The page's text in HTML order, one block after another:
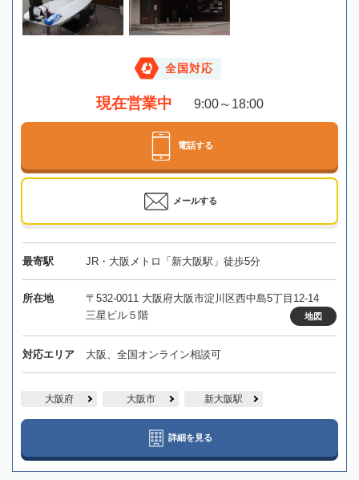
全国対応
現在営業中 9:00～18:00
電話する
メールする
最寄駅 JR・大阪メトロ「新大阪駅」徒歩5分
所在地
〒532-0011 大阪府大阪市淀川区西中島5丁目12-14
三星ビル５階
地図
対応エリア 大阪、全国オンライン相談可
大阪府 大阪市 新大阪駅
詳細を見る